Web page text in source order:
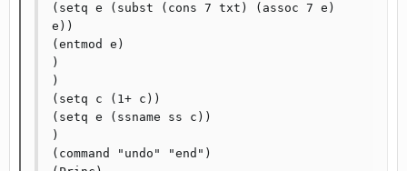
(setq e (subst (cons 7 txt) (assoc 7 e)
e))
(entmod e)
)
)
(setq c (1+ c))
(setq e (ssname ss c))
)
(command "undo" "end")